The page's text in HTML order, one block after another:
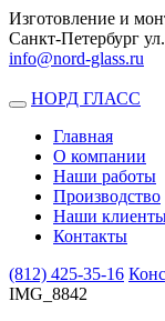
Изготовление и
Санкт-Петербург
info@nord-glass.ru
Toggle
navigation
НОРД ГЛАСС
Главная
О компании
Наши работы
Производство
Наши
Контакты
(812) 425-35-16
IMG_8842